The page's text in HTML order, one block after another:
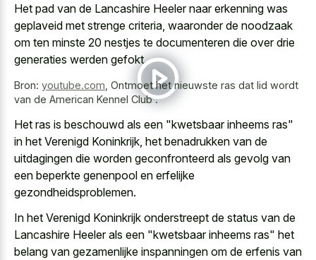
Het pad van de Lancashire Heeler naar erkenning was
geplaveid met strenge criteria, waaronder de noodzaak
om ten minste 20 nestjes te documenteren die over drie
generaties werden gefokt.
Bron: youtube.com Ontmoet het nieuwste ras dat lid wordt
van de American Kennel Club .
Het ras is beschouwd als een "kwetsbaar inheems ras"
in het Verenigd Koninkrijk, het benadrukken van de
uitdagingen die worden geconfronteerd als gevolg van
een beperkte genenpool en erfelijke
gezondheidsproblemen.
In het Verenigd Koninkrijk onderstreept de status van de
Lancashire Heeler als een "kwetsbaar inheems ras" het
belang van gezamenlijke inspanningen om de erfenis van